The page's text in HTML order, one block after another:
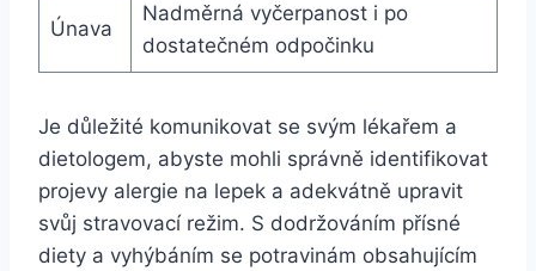
Únava
Nadměrná vyčerpanost i po
dostatečném odpočinku
Je důležité komunikovat se svým lékařem a
dietologem, abyste mohli správně identifikovat
projevy alergie na lepek a adekvátně upravit
svůj stravovací režim. S dodržováním přísné
diety a vyhýbáním se potravinám obsahujícím